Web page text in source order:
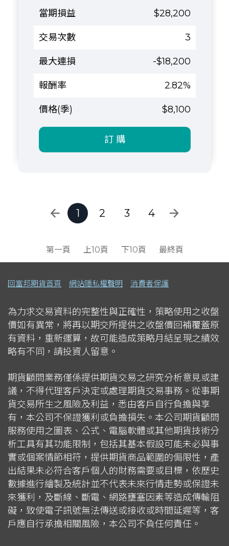
$28,200
3
-$18,200
2.82%
$8,100
訂 購
1 2 3 4
第一頁 上10頁 下10頁 最終頁
回富邦期貨首頁 網站隱私權聲明 消費者保護
為力求交易資料的完整性與正確性，策略使用之收盤
價如有異常，將再以期交所提供之收盤價回補覆蓋原
有資料，重新運算，故可能造成策略月結呈現之績效
略有不同，請投資人留意。
期貨顧問業務僅係提供期貨交易之研究分析意見或建
議，不得代理客戶決定或處理期貨交易事務。從事期
貨交易所生之風險及利益，悉由客戶自行負擔與享
有，本公司不保證獲利或負擔損失。本公司期貨顧問
服務使用之圖表、公式、電腦軟體或其他期貨技術分
析工具有其功能限制，包括其基本假設可能未必與事
實或個案情節相符，提供期貨商品範圍的侷限性，產
出結果未必符合客戶個人的財務需要或目標，依歷史
數據進行繪製及統計並不代表未來行情走勢或保證未
來獲利，及斷線、斷電、網路壅塞因素等造成傳輸阻
礙，致使電子訊號無法傳送或接收或時間延遲等，客
戶應自行承擔相關風險，本公司不負任何責任。